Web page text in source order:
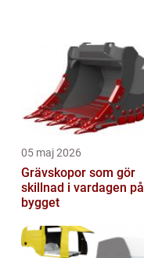
05 maj 2026
Grävskopor som gör
skillnad i vardagen på
bygget